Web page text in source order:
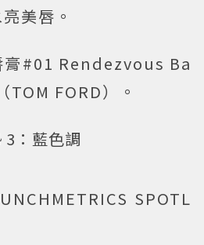
美唇。
膏#01 Rendezvous Ba
FORD）。
：藍色調
SPOTL